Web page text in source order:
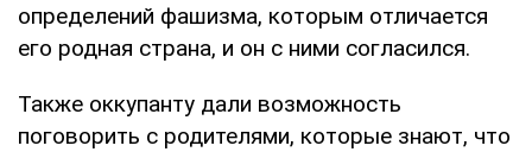
определений фашизма, которым отличается
его родная страна, и он с ними согласился.
Также оккупанту дали возможность
поговорить с родителями, которые знают, что